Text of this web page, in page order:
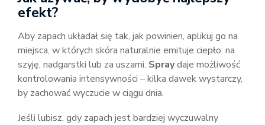
efekt?
Aby zapach układał się tak, jak powinien, aplikuj go na
miejsca, w których skóra naturalnie emituje ciepło: na
szyję, nadgarstki lub za uszami. Spraydaje możliwość
kontrolowania intensywności – kilka dawek wystarczy,
by zachować wyczucie w ciągu dnia.
Jeśli lubisz, gdy zapach jest bardziej wyczuwalny